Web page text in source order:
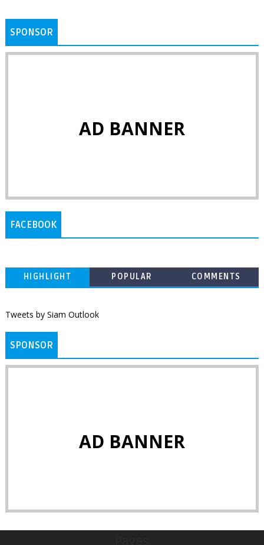
SPONSOR
AD BANNER
FACEBOOK
HIGHLIGHT POPULAR COMMENTS
Tweets by Siam Outlook
SPONSOR
AD BANNER